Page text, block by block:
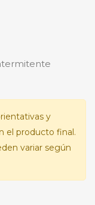
y
el producto final.
variar según